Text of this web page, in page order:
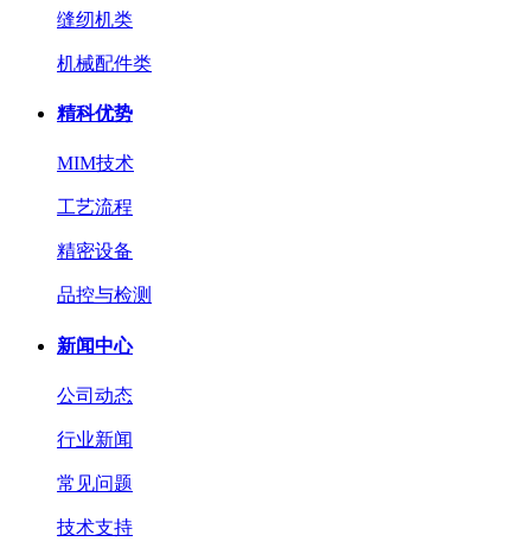
缝纫机类
机械配件类
精科优势
MIM技术
工艺流程
精密设备
品控与检测
新闻中心
公司动态
行业新闻
常见问题
技术支持